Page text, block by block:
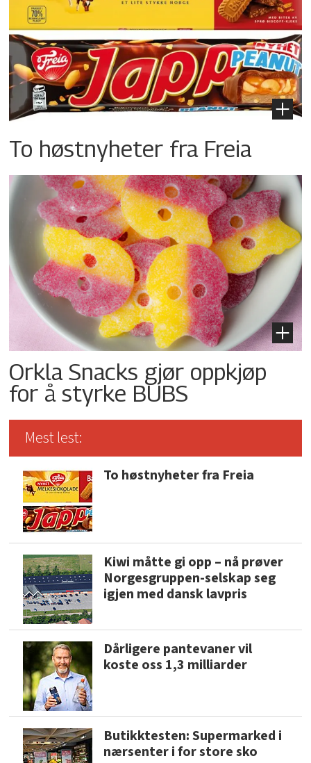
To høstnyheter fra Freia
Orkla Snacks gjør oppkjøp
for å styrke BUBS
Mest lest:
To høstnyheter fra Freia
Kiwi måtte gi opp – nå prøver
Norgesgruppen-selskap seg
igjen med dansk lavpris
Dårligere pantevaner vil
koste oss 1,3 milliarder
Butikktesten: Supermarked i
nærsenter i for store sko